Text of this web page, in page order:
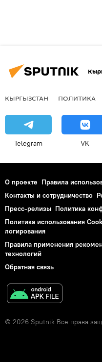
КЫРГЫЗСТАН ПОЛИТИКА
Telegram VK
О проекте Правила
Контакты и сотрудничество
Пресс-релизы Политика
Политика использования
логирования
Правила применения
технологий
Обратная связь
© 2026 Sputnik Все права